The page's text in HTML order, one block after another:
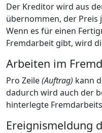
Der Kreditor wird aus
übernommen, der Preis
Wenn es für einen
Fremdarbeit gibt, wird
Arbeiten im
Pro Zeile(Auftrag) kann
dadurch wird auch der
hinterlegte
Ereignismeldung